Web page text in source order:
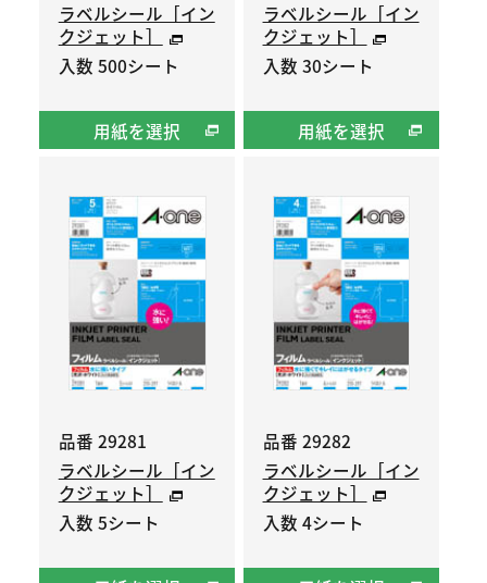
ラベルシール［イン
クジェット］
入数 500シート
用紙を選択
ラベルシール［イン
クジェット］
入数 30シート
用紙を選択
品番 29281
ラベルシール［イン
クジェット］
入数 5シート
品番 29282
ラベルシール［イン
クジェット］
入数 4シート